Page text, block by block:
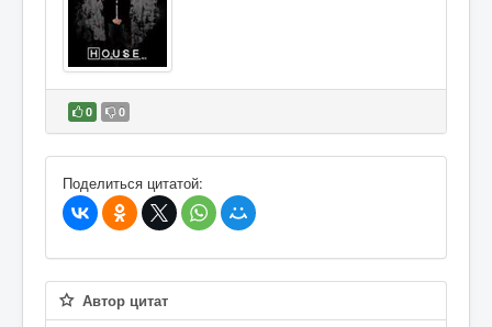
0 0
В избранное
Поделиться цитатой:
Автор цитат